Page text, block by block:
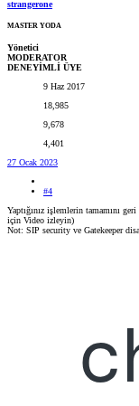
strangerone
MASTER YODA
Yönetici
MODERATOR
DENEYİMLİ ÜYE
9 Haz 2017
18,985
9,678
4,401
27 Ocak 2023
#4
Yaptığınız işlemlerin tamamını
için Video izleyin)
Not: SIP security ve Gatekeeper